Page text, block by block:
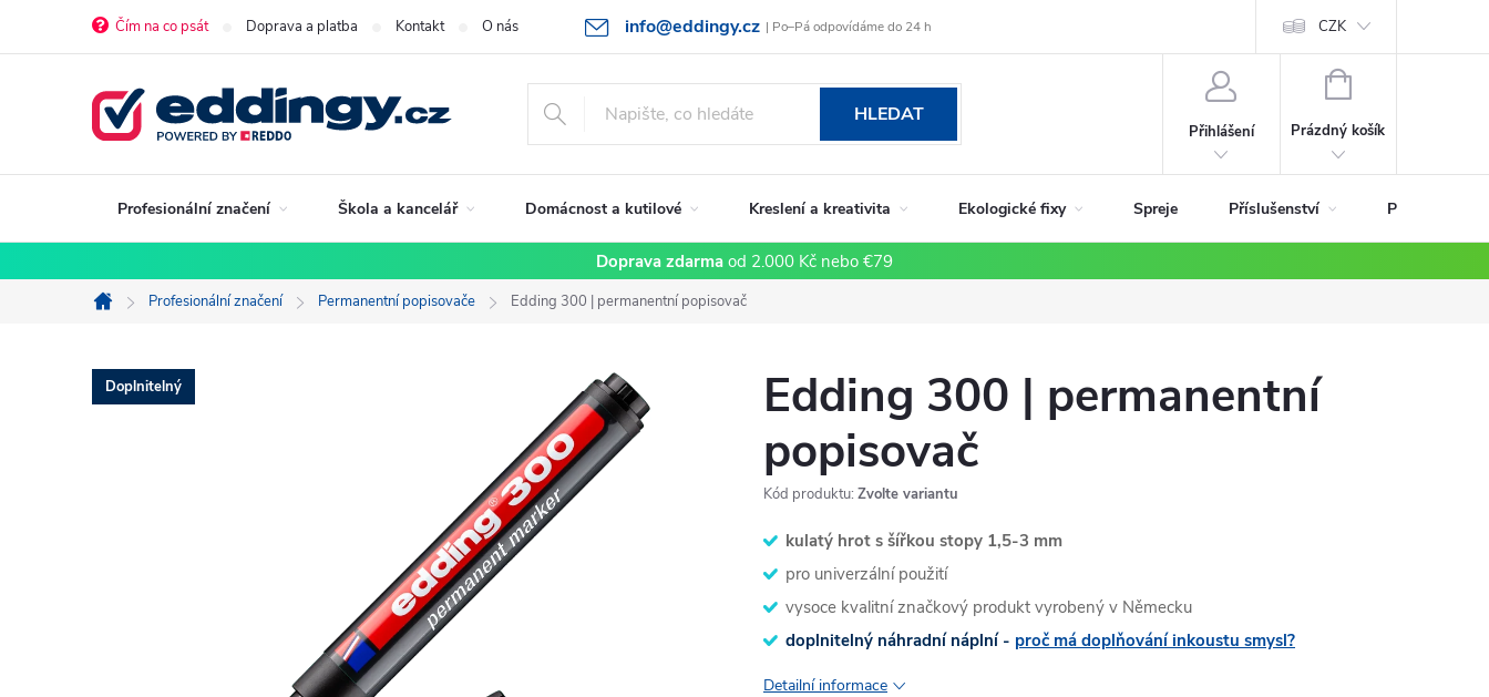
info@eddingy.cz | Po–Pá odpovídáme do 24 h
Čím na co psát Doprava a platba Kontakt O nás Rady a tipy Vrácení zboží a reklamace Obchodní podmínky CZK
HLEDAT
Přihlášení
NÁKUPNÍ
Prázdný košík
Profesionální značení Škola a kancelář Domácnost a kutilové Kreslení a kreativita Ekologické fixy Spreje Příslušenství Podle
Doprava zdarma od 2.000 Kč nebo €79
Domů
Profesionální značení Permanentní popisovače Edding 300 | permanentní popisovač
Doplnitelný
Edding 300 | permanentní
popisovač
Kód produktu: Zvolte variantu
kulatý hrot s šířkou stopy 1,5-3 mm
pro univerzální použití
vysoce kvalitní značkový produkt vyrobený v Německu
doplnitelný náhradní náplní - proč má doplňování inkoustu smysl?
Detailní informace